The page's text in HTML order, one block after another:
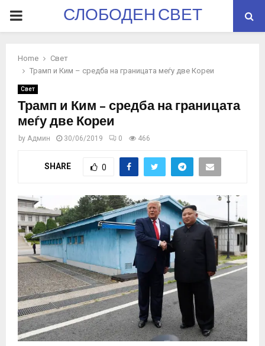
PRIMARYСЛОБОДЕН СВЕТ
Home
Свет
Трамп и Ким – средба на границата меѓу две Кореи
Свет
Трамп и Ким – средба на границата
меѓу две Кореи
by Админ 30/06/2019 0 466
SHARE 0